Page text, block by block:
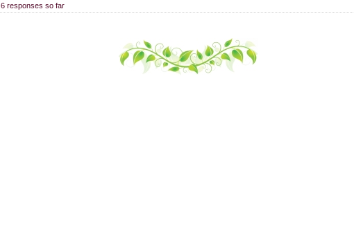
6 responses so far